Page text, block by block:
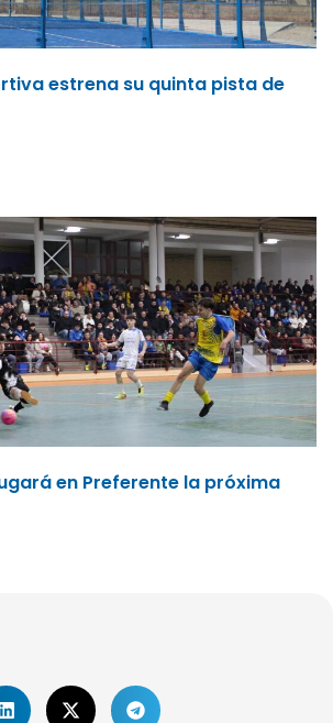
estrena su quinta pista de
en Preferente la próxima